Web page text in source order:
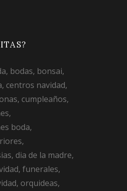
bodas bonsai
centros navidad
cumpleaños
boda
dia de la madre
funerales
orquideas